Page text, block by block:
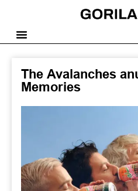
The Avalanches
Memories